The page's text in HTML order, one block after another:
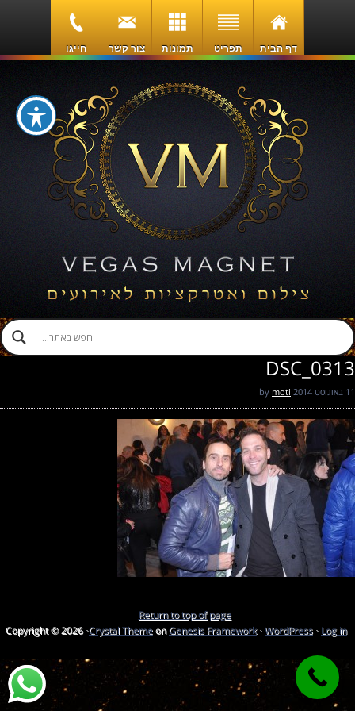
דף הבית תפריט תמונות צור קשר חייגו
DSC_0313
11 באוגוסט 2014 moti
Return to top of page
Copyright © 2026 ·Crystal ThemeonGenesis Framework·WordPress· Log in